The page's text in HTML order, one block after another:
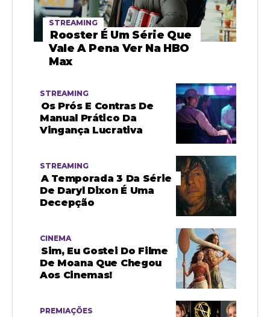
STREAMING
Rooster É Um Série Que
Vale A Pena Ver Na HBO
Max
STREAMING
Os Prós E Contras De
Manual Prático Da
Vingança Lucrativa
STREAMING
A Temporada 3 Da Série
De Daryl Dixon É Uma
Decepção
CINEMA
Sim, Eu Gostei Do Filme
De Moana Que Chegou
Aos Cinemas!
PREMIAÇÕES